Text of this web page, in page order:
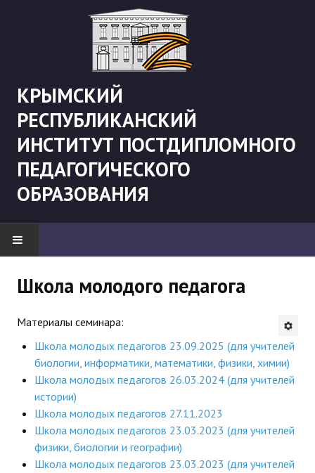
КРЫМСКИЙ
РЕСПУБЛИКАНСКИЙ
ИНСТИТУТ ПОСТДИПЛОМНОГО
ПЕДАГОГИЧЕСКОГО
ОБРАЗОВАНИЯ
АНОНСЫ
ИНСТИТУТ
Противодействие коррупции
В ПОМОЩЬ УЧИТЕЛЮ
Школа молодого педагога
Материалы семинара:
Школа молодых педагогов 23.09.2025 (для учителей
биологии, информатики, математики, физики, химии)
Школа молодых педагогов 26.03.2024 (для учителей
истории)
Школа молодых педагогов 27.11.2023
Школа молодых педагогов 23.03.2023 (для учителей
физики, биологии и географии)
Школа молодых педагогов 23.03.2023 (для учителей